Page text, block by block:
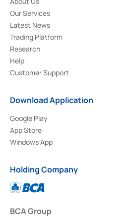
Our Services
Latest News
Trading Platform
Research
Help
Customer Support
Download Application
Google Play
App Store
Windows App
Holding Company
BCA Group